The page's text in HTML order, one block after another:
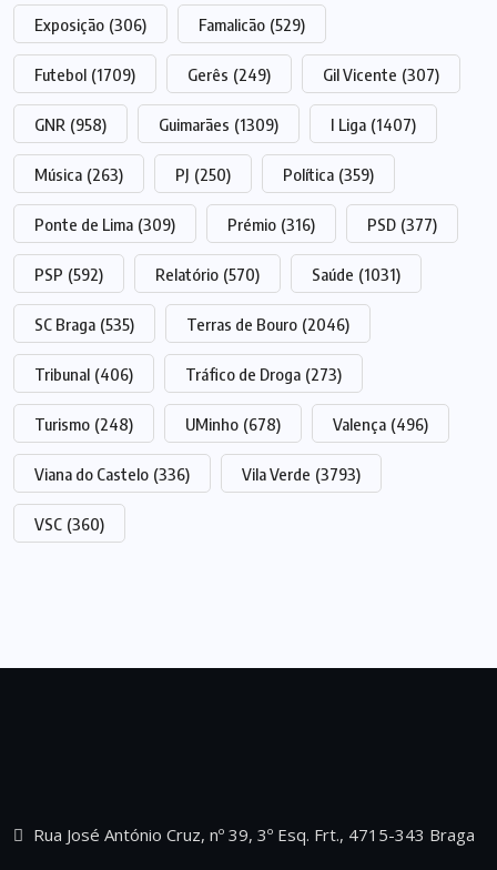
Exposição (306) Famalicão (529)
Futebol (1709) Gerês (249) Gil Vicente (307)
GNR (958) Guimarães (1309) I Liga (1407)
Música (263) PJ (250) Política (359)
Ponte de Lima (309) Prémio (316) PSD (377)
PSP (592) Relatório (570) Saúde (1031)
SC Braga (535) Terras de Bouro (2046)
Tribunal (406) Tráfico de Droga (273)
Turismo (248) UMinho (678) Valença (496)
Viana do Castelo (336) Vila Verde (3793)
VSC (360)
Rua José António Cruz, nº 39, 3º Esq. Frt., 4715-343 Braga